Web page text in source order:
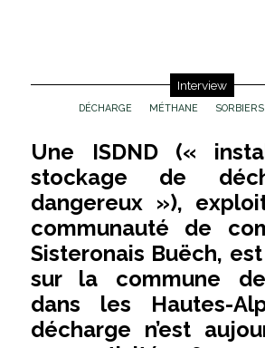
Interview
DÉCHARGE MÉTHANE SORBIERS
Une ISDND («
stockage de
dangereux »),
communauté de
Sisteronais Buëch,
sur la commune
dans les Hautes-
décharge n’est